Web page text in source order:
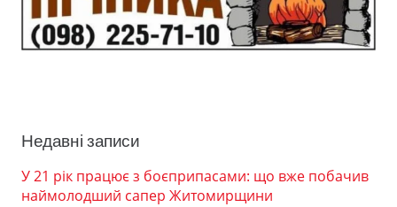
Недавні записи
У 21 рік працює з боєприпасами: що вже побачив
наймолодший сапер Житомирщини